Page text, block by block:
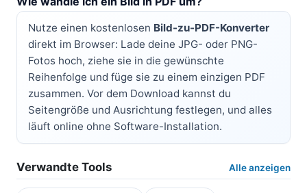
Nutze einen kostenlosen Bild-zu-PDF-Konverter
direkt im Browser: Lade deine JPG- oder PNG-
Fotos hoch, ziehe sie in die gewünschte
Reihenfolge und füge sie zu einem einzigen PDF
zusammen. Vor dem Download kannst du
Seitengröße und Ausrichtung festlegen, und alles
läuft online ohne Software-Installation.
Verwandte Tools Alle anzeigen